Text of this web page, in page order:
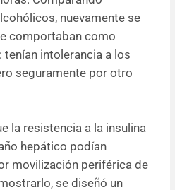
nuevamente se
comportaban como
tenían intolerancia a los
seguramente por otro
la resistencia a la insulina
hepático podían
movilización periférica de
se diseñó un